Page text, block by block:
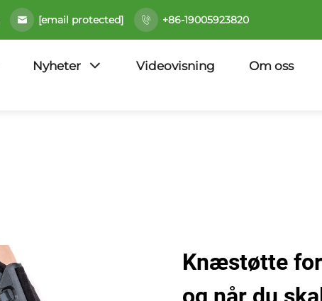
[email protected] +86-19005923820
Nyheter Videovisning Om oss
Knæstøtte